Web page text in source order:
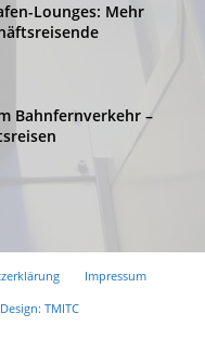
Lounges: Mehr
Bahnfernverkehr –
Impressum
Design: TMITC